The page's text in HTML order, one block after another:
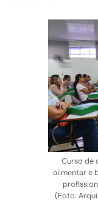
Curso de
alimentar e
(Foto: